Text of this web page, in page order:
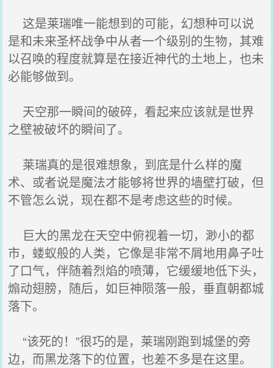
这是莱瑞唯一能想到的可能，幻想种可以说
是和未来圣杯战争中从者一个级别的生物，其难
以召唤的程度就算是在接近神代的土地上，也未
必能够做到。
天空那一瞬间的破碎，看起来应该就是世界
之壁被破坏的瞬间了。
莱瑞真的是很难想象，到底是什么样的魔
术、或者说是魔法才能够将世界的墙壁打破，但
不管怎么说，现在都不是考虑这些的时候。
巨大的黑龙在天空中俯视着一切，渺小的都
市，蝼蚁般的人类，它像是非常不屑地用鼻子吐
了口气，伴随着烈焰的喷薄，它缓缓地低下头，
煽动翅膀，随后，如巨神陨落一般，垂直朝都城
落下。
“该死的！”很巧的是，莱瑞刚跑到城堡的旁
边，而黑龙落下的位置，也差不多是在这里。